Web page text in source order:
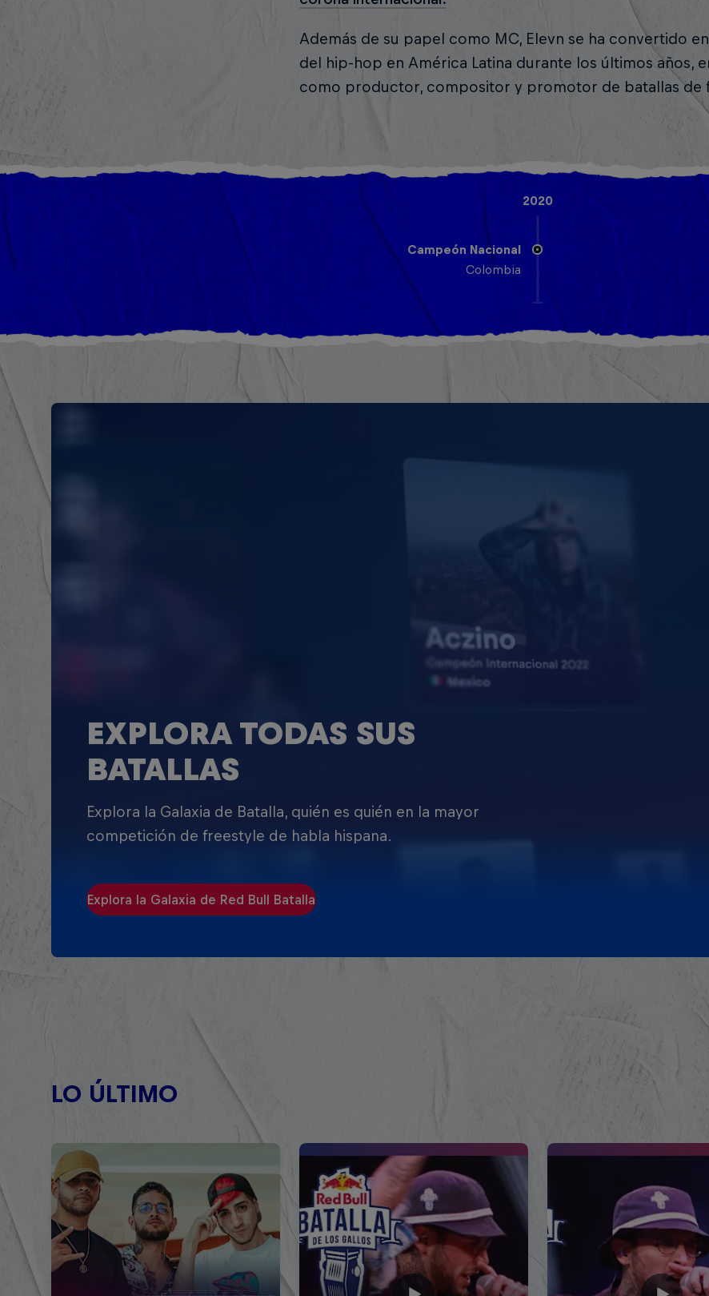
Además de su papel como MC, Elevn se ha convertido
del hip-hop en América Latina durante los últimos años,
como productor, compositor y promotor de batallas de
2020
Campeón Nacional
Colombia
EXPLORA TODAS SUS
BATALLAS
Explora la Galaxia de Batalla, quién es quién en la mayor
competición de freestyle de habla hispana.
Explora la Galaxia de Red Bull Batalla
LO ÚLTIMO